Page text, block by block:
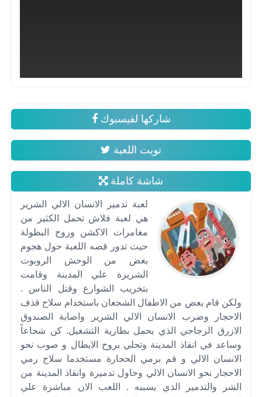
شاركها لفيسبوك
تويت اللعبة
شاشة كاملة
لعبة تدمير الانسان الالي الشرير
هي لعبة فلاش تحمل الكثير من
مغامرات الاكشن وروح البطولة
حيث تدور قصه اللعبة حول هجوم
بعض من الوحش الروبوت
الشريرة علي المدينة وقامت
بتخريب الشوارع وقتل الناس .
ولكن قام بعض من الاطفال الشجعان باستخدام سلاح قذف
الاحجار وضرب الانسان الالي الشرير واصابة الصندوق
الازرق الزجاجي الذي يحمل بطارية التشغيل. كن شجاعاً
وساعد في انقاذ المدينة وتحلي بروح الابطال و صوب نحو
الانسان الالي و قم برمي الحجارة مستخدما سلاح رمي
الاحجار نحو الانسان الالي وحاول تدميرة وانقاذ المدينة من
الشر والتدمير الذي يسببه . اللعب الان مباشرة علي